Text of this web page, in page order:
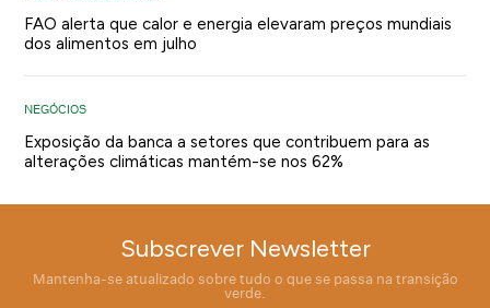
FAO alerta que calor e energia elevaram preços mundiais
dos alimentos em julho
NEGÓCIOS
Exposição da banca a setores que contribuem para as
alterações climáticas mantém-se nos 62%
Subscrever Newsletter
Mantenha-se atualizado sobre tudo o que se passa na transição
verde.